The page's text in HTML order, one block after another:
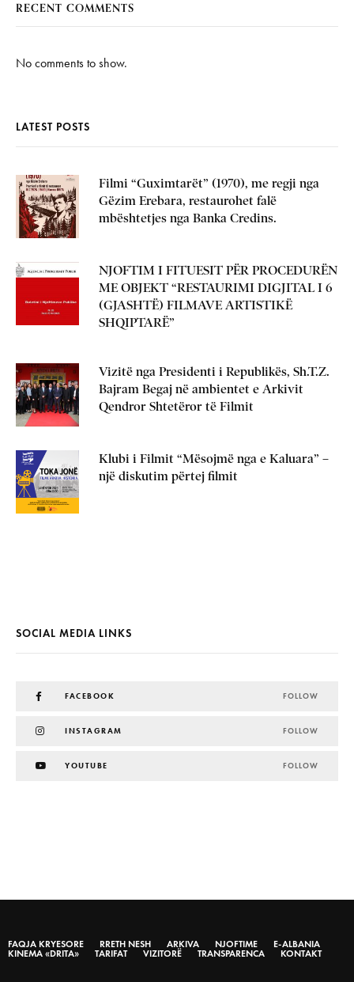
RECENT COMMENTS
No comments to show.
LATEST POSTS
Filmi “Guximtarët” (1970), me regji nga
Gëzim Erebara, restaurohet falë
mbështetjes nga Banka Credins.
NJOFTIM I FITUESIT PËR PROCEDURËN
ME OBJEKT “RESTAURIMI DIGJITAL I 6
(GJASHTË) FILMAVE ARTISTIKË
SHQIPTARË”
Vizitë nga Presidenti i Republikës, Sh.T.Z.
Bajram Begaj në ambientet e Arkivit
Qendror Shtetëror të Filmit
Klubi i Filmit “Mësojmë nga e Kaluara” –
një diskutim përtej filmit
SOCIAL MEDIA LINKS
FACEBOOK FOLLOW
INSTAGRAM FOLLOW
YOUTUBE FOLLOW
FAQJA KRYESORE RRETH NESH ARKIVA NJOFTIME
E-ALBANIA
KINEMA «DRITA»
TARIFAT VIZITORË TRANSPARENCA KONTAKT